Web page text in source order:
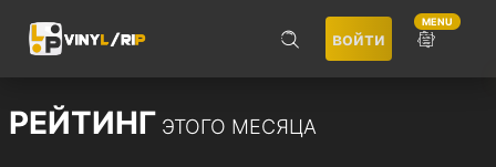
войти
MENU
ПОИСК
РЕЙТИНГ ЭТОГО МЕСЯЦА